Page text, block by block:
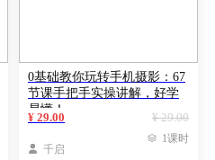
0基础教你玩转手机摄影：67
节课手把手实操讲解，好学
易懂！
¥ 29.00
¥ 29.00
 千启
 1课时